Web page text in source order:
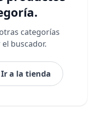
categorías
buscador.
Ir a la tienda